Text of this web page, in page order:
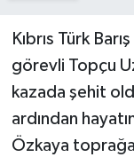
Kıbrıs Türk
görevli Topçu
kazada şehit
ardından
Özkaya
Turizm
Yaşam
Yerel